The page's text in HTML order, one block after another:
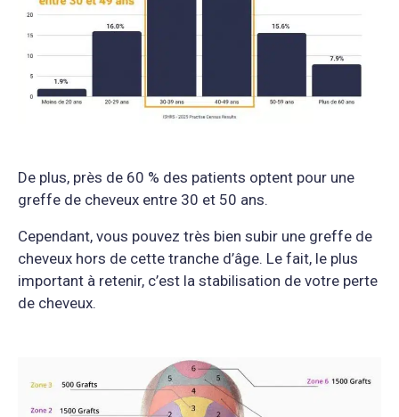
De plus, près de 60 % des patients optent pour une
greffe de cheveux entre 30 et 50 ans.
Cependant, vous pouvez très bien subir une greffe de
cheveux hors de cette tranche d’âge. Le fait, le plus
important à retenir, c’est la stabilisation de votre perte
de cheveux.